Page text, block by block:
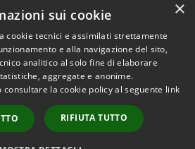
Copyright © 2026 • Comune di
Desio • Powered by
Municipium•
Accesso
redazione
×
sui cookie
cookie tecnici e assimilati strettamente
e alla navigazione del sito,
analitico al solo fine di elaborare
aggregate e anonime.
la cookie policy al seguente link
RIFIUTA TUTTO